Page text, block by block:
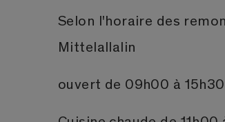
Selon l'horaire des
Mittelallalin
ouvert de 09h00 à 15h30